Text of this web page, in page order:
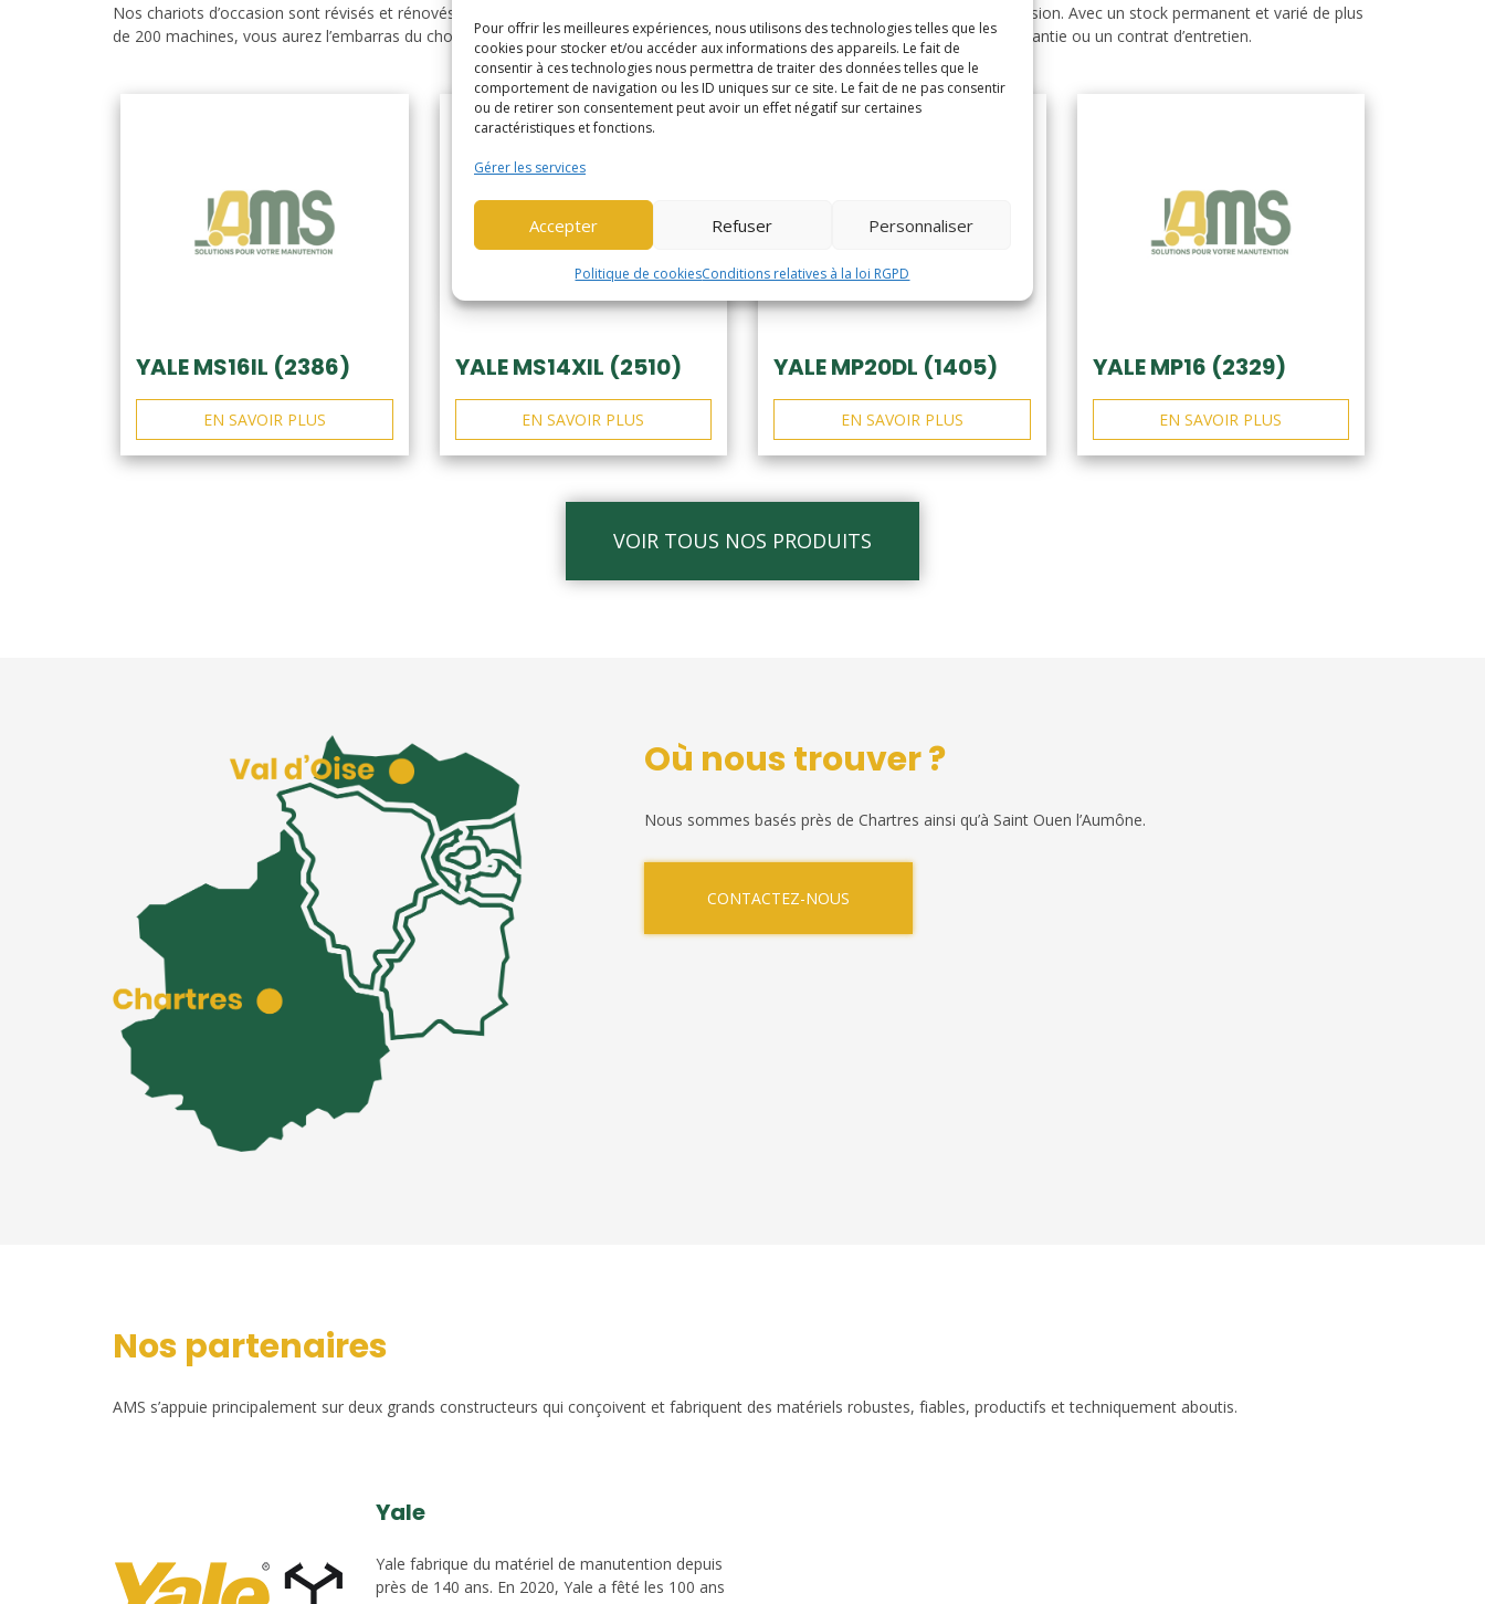
Pour offrir les meilleures expériences, nous utilisons des technologies telles que les
cookies pour stocker et/ou accéder aux informations des appareils. Le fait de
consentir à ces technologies nous permettra de traiter des données telles que le
comportement de navigation ou les ID uniques sur ce site. Le fait de ne pas consentir
ou de retirer son consentement peut avoir un effet négatif sur certaines
caractéristiques et fonctions.
Gérer les services
Accepter Refuser Personnaliser
Politique de cookiesConditions relatives à la loi RGPD
Nos chariots d’occasion sont révisés et rénovés. Vous trouverez ci-dessous notre catalogue de matériels de manutention d’occasion. Avec un stock permanent et varié de plus
de 200 machines, vous aurez l’embarras du choix. Nos chariots sont révisés, reconditionnés, repeints, prêts à partir avec une garantie ou un contrat d’entretien.
YALE MS16IL (2386)
EN SAVOIR PLUS
YALE MS14XIL (2510)
EN SAVOIR PLUS
YALE MP20DL (1405)
EN SAVOIR PLUS
YALE MP16 (2329)
EN SAVOIR PLUS
VOIR TOUS NOS PRODUITS
Où nous trouver ?
Nous sommes basés près de Chartres ainsi qu’à Saint Ouen l’Aumône.
CONTACTEZ-NOUS
Nos partenaires
AMS s’appuie principalement sur deux grands constructeurs qui conçoivent et fabriquent des matériels robustes, fiables, productifs et techniquement aboutis.
Yale
Yale fabrique du matériel de manutention depuis
près de 140 ans. En 2020, Yale a fêté les 100 ans